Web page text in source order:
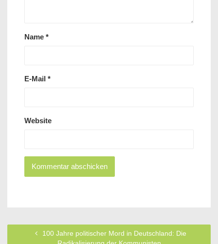
Name *
E-Mail *
Website
100 Jahre politischer Mord in Deutschland: Die